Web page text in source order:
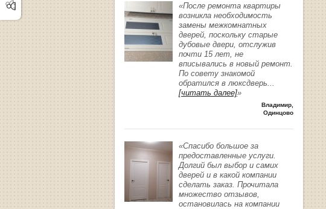
«После ремонта квартиры
возникла необходимость
замены межкомнатных
дверей, поскольку старые
дубовые двери, отслужив
почти 15 лет, не
вписывались в новый ремонт.
По совету знакомой
обратился в люксдверь...
[читать далее]»
Владимир,
Одинцово
«Спасибо большое за
предоставленные услуги.
Долгий был выбор и самих
дверей и в какой компании
сделать заказ. Прочитала
множество отзывов,
остановилась на компании